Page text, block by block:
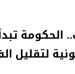
الحكومة
لتقليل